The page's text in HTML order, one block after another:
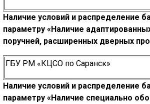
Наличие условий и распределение
параметру «Наличие
поручней, расширенных дверных
ГБУ РМ «КЦСО по Саранск»
Наличие условий и распределение
параметру «Наличие специально